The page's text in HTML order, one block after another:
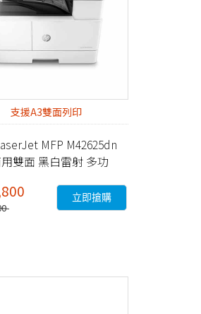
筆電支架
支援A3雙面列印
MFP M42625dn
雙面 黑白雷射 多功
立即搶購